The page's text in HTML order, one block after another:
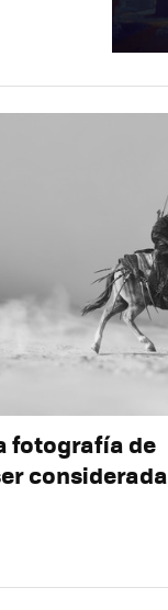
fotografía de
considerada